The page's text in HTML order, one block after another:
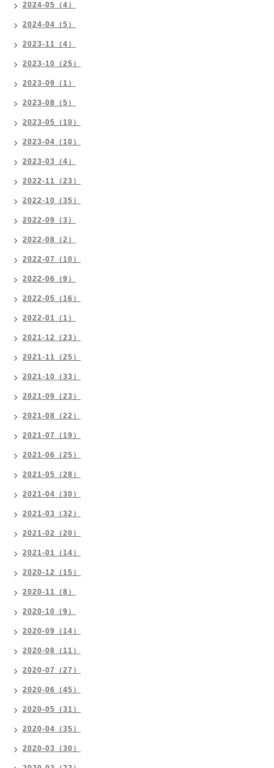
2024-05（4）
2024-04（5）
2023-11（4）
2023-10（25）
2023-09（1）
2023-08（5）
2023-05（10）
2023-04（10）
2023-03（4）
2022-11（23）
2022-10（35）
2022-09（3）
2022-08（2）
2022-07（10）
2022-06（9）
2022-05（16）
2022-01（1）
2021-12（23）
2021-11（25）
2021-10（33）
2021-09（23）
2021-08（22）
2021-07（19）
2021-06（25）
2021-05（28）
2021-04（30）
2021-03（32）
2021-02（20）
2021-01（14）
2020-12（15）
2020-11（8）
2020-10（9）
2020-09（14）
2020-08（11）
2020-07（27）
2020-06（45）
2020-05（31）
2020-04（35）
2020-03（30）